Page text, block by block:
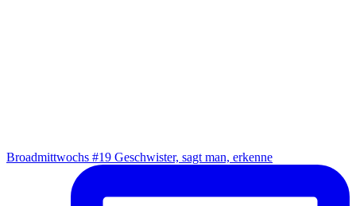
Broad­mitt­wochs #19 Geschwis­ter, sagt man, erkenne